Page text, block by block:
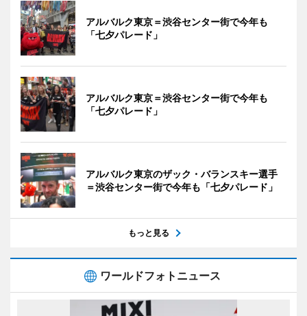
アルバルク東京＝渋谷センター街で今年も
「七夕パレード」
アルバルク東京＝渋谷センター街で今年も
「七夕パレード」
アルバルク東京のザック・バランスキー選手
＝渋谷センター街で今年も「七夕パレード」
もっと見る
ワールドフォトニュース